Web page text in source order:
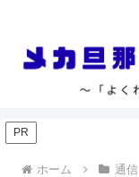
PR
ホーム 通信